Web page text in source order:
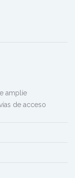
amplíe
de acceso